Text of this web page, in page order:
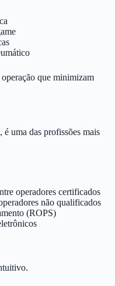
que minimizam
uma das profissões mais
operadores certificados
não qualificados
(ROPS)